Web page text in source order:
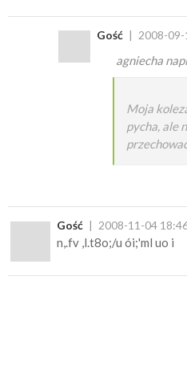
Gość 2008-
agniecha
Moja
pycha, ale
Gość 2008-11-04
n,.fv ,l.t8o;/u ói;'ml uo i